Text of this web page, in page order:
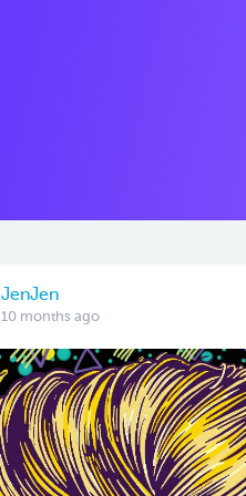
JenJen
10 months ago